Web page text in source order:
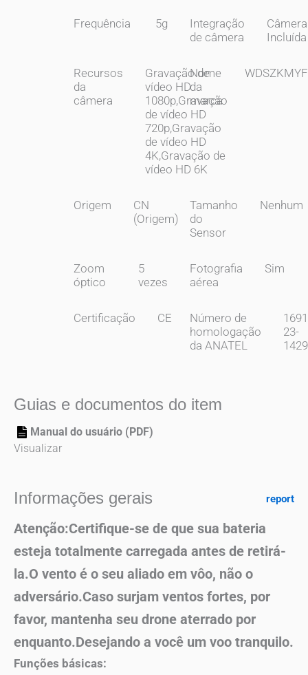
Frequência 5g
Integração
de câmera
Câmera
Incluída
Recursos
da
câmera
Gravação de
vídeo HD
1080p,Gravação
de vídeo HD
720p,Gravação
de vídeo HD
4K,Gravação de
vídeo HD 6K
Nome
da
marca
WDSZKMYF
Origem
CN
(Origem)
Tamanho
do
Sensor
Nenhum
Zoom
óptico
5
vezes
Fotografia
aérea
Sim
Certificação CE
Número de
homologação
da ANATEL
23-
Guias e documentos do item
Manual do usuário (PDF)
Visualizar
Informações gerais report
Atenção:Certifique-se de que sua bateria
esteja totalmente carregada antes de retirá-
la.O vento é o seu aliado em vôo, não o
adversário.Caso surjam ventos fortes, por
favor, mantenha seu drone aterrado por
enquanto.Desejando a você um voo tranquilo.
Funções básicas: